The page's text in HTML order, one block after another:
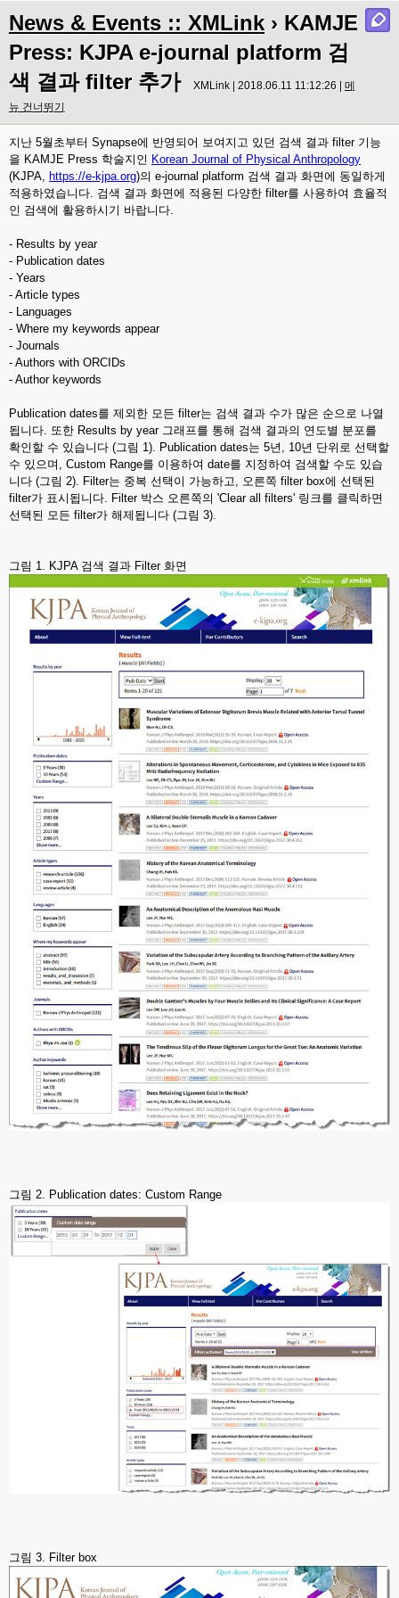
News & Events :: XMLink › KAMJE
Press: KJPA e-journal platform 검
색 결과 filter 추가
XMLink | 2018.06.11 11:12:26 | 메
뉴 건너뛰기
지난 5월초부터 Synapse에 반영되어 보여지고 있던 검색 결과 filter 기능
을 KAMJE Press 학술지인 Korean Journal of Physical Anthropology
(KJPA, https://e-kjpa.org)의 e-journal platform 검색 결과 화면에 동일하게
적용하였습니다. 검색 결과 화면에 적용된 다양한 filter를 사용하여 효율적
인 검색에 활용하시기 바랍니다.
- Results by year
- Publication dates
- Years
- Article types
- Languages
- Where my keywords appear
- Journals
- Authors with ORCIDs
- Author keywords
Publication dates를 제외한 모든 filter는 검색 결과 수가 많은 순으로 나열
됩니다. 또한 Results by year 그래프를 통해 검색 결과의 연도별 분포를
확인할 수 있습니다 (그림 1). Publication dates는 5년, 10년 단위로 선택할
수 있으며, Custom Range를 이용하여 date를 지정하여 검색할 수도 있습
니다 (그림 2). Filter는 중복 선택이 가능하고, 오른쪽 filter box에 선택된
filter가 표시됩니다. Filter 박스 오른쪽의 'Clear all filters' 링크를 클릭하면
선택된 모든 filter가 해제됩니다 (그림 3).
그림 1. KJPA 검색 결과 Filter 화면
그림 2. Publication dates: Custom Range
그림 3. Filter box